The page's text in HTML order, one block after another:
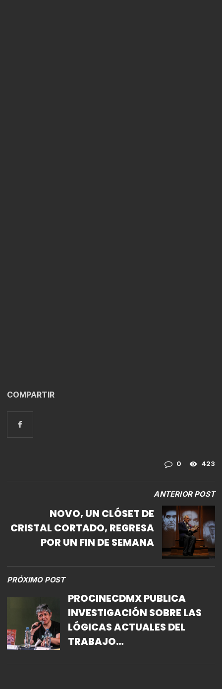
COMPARTIR
0 423
ANTERIOR POST
NOVO, UN CLÓSET DE
CRISTAL CORTADO, REGRESA
POR UN FIN DE SEMANA
PRÓXIMO POST
PROCINECDMX PUBLICA
INVESTIGACIÓN SOBRE LAS
LÓGICAS ACTUALES DEL
TRABAJO